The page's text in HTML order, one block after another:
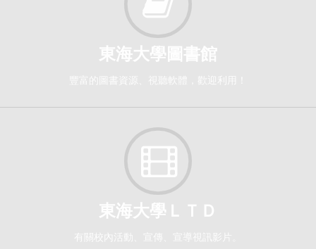
人文教育前瞻議題研究[5190]
英語口語訓練（二）[0110]
日間學士班-外文系2
東海大學圖書館
豐富的圖書資源、視聽軟體，歡迎利用！
東海大學ＬＴＤ
有關校內活動、宣傳、宣導視訊影片。